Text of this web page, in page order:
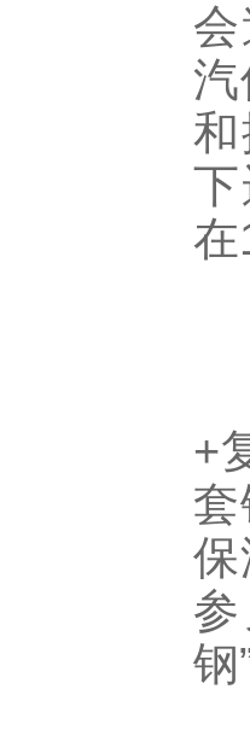
+
钢